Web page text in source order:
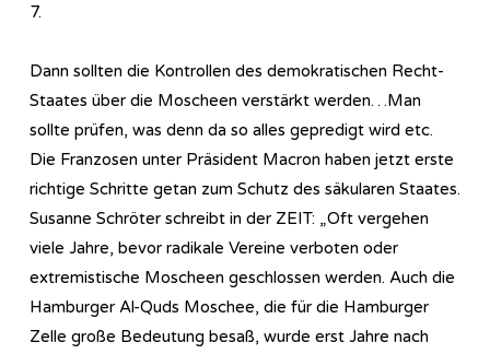
7.
Dann sollten die Kontrollen des demokratischen Recht-
Staates über die Moscheen verstärkt werden…Man
sollte prüfen, was denn da so alles gepredigt wird etc.
Die Franzosen unter Präsident Macron haben jetzt erste
richtige Schritte getan zum Schutz des säkularen Staates.
Susanne Schröter schreibt in der ZEIT: „Oft vergehen
viele Jahre, bevor radikale Vereine verboten oder
extremistische Moscheen geschlossen werden. Auch die
Hamburger Al-Quds Moschee, die für die Hamburger
Zelle große Bedeutung besaß, wurde erst Jahre nach